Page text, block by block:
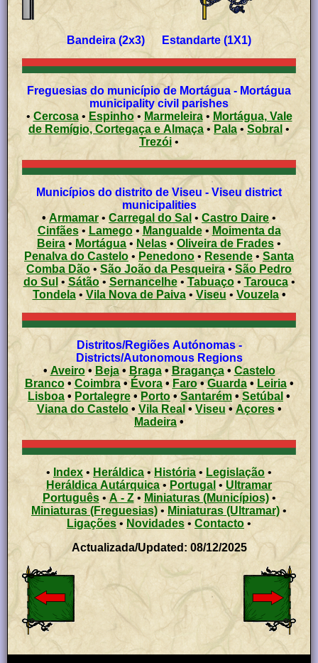
Bandeira (2x3) Estandarte (1X1)
Freguesias do município de Mortágua - Mortágua
municipality civil parishes
• Cercosa• Espinho• Marmeleira• Mortágua, Vale
de Remígio, Cortegaça e Almaça • Pala • Sobral •
Trezói •
Municípios do distrito de Viseu - Viseu district
municipalities
• Armamar • Carregal do Sal • Castro Daire•
Cinfães• Lamego•Mangualde• Moimenta da
Beira • Mortágua • Nelas • Oliveira de Frades •
Penalva do Castelo • Penedono • Resende • Santa
Comba Dão • São João da Pesqueira • São Pedro
do Sul • Sátão• Sernancelhe•Tabuaço• Tarouca•
Tondela• Vila Nova de Paiva• Viseu • Vouzela •
Distritos/Regiões Autónomas -
Districts/Autonomous Regions
• Aveiro• Beja• Braga•Bragança• Castelo
Branco•Coimbra•Évora• Faro•Guarda• Leiria•
Lisboa • Portalegre •Porto •Santarém• Setúbal •
Viana do Castelo• Vila Real • Viseu • Açores •
Madeira •
• Index • Heráldica•História • Legislação •
Heráldica Autárquica• Portugal • Ultramar
Português•A - Z• Miniaturas (Municípios)•
Miniaturas (Freguesias) • Miniaturas (Ultramar) •
Ligações• Novidades • Contacto •
Actualizada/Updated: 08/12/2025